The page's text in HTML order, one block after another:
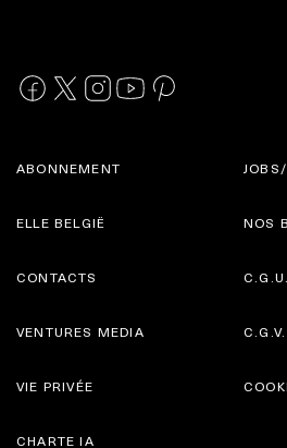
ABONNEMENT
ELLE BELGIË NOS
CONTACTS
VENTURES MEDIA
C.G.U.
C.G.V.
VIE PRIVÉE
CHARTE IA